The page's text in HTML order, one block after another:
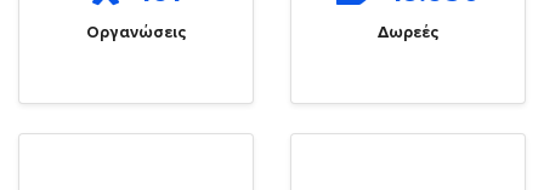
Οργανώσεις Δωρεές